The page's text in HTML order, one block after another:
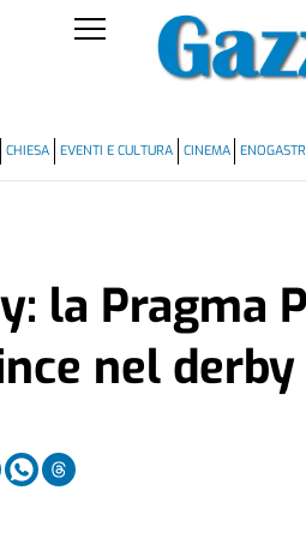
CHIESA EVENTI E CULTURA CINEMA
la Pragma
nel derby